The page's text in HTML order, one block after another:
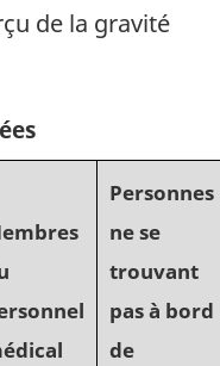
de la gravité
Personnes
ne se
trouvant
pas à bord
de